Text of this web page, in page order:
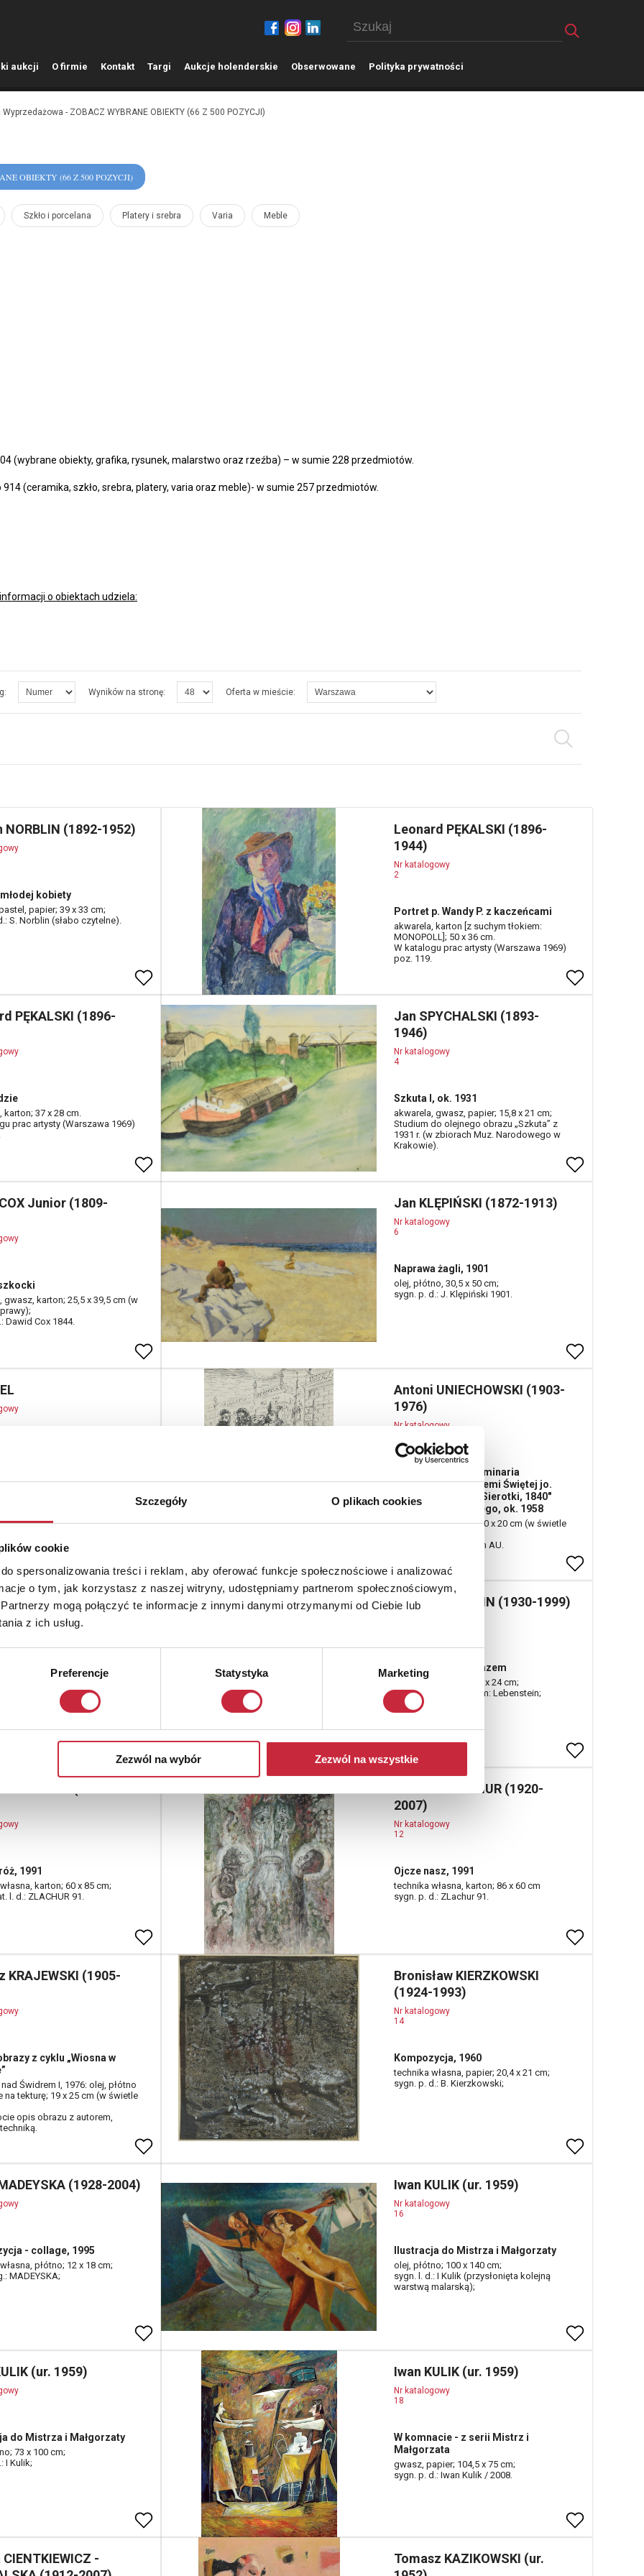
Szczegóły O plikach cookies
cookie
spersonalizowania treści i reklam, aby oferować funkcje społecznościowe i analizować
o tym, jak korzystasz z naszej witryny, udostępniamy partnerom społecznościowym,
mogą połączyć te informacje z innymi danymi otrzymanymi od Ciebie lub
z ich usług.
Preferencje Statystyka Marketing
Zezwól na wybór Zezwól na wszystkie
aukcji O firmie Kontakt Targi Aukcje holenderskie Obserwowane Polityka prywatności
- ZOBACZ WYBRANE OBIEKTY (66 Z 500 POZYCJI)
OBIEKTY (66 Z 500 POZYCJI)
Szkło i porcelana Platery i srebra Varia Meble
(wybrane obiekty, grafika, rysunek, malarstwo oraz rzeźba) – w sumie 228 przedmiotów.
(ceramika, szkło, srebra, platery, varia oraz meble)- w sumie 257 przedmiotów.
o obiektach udziela:
Wyników na stronę: Oferta w mieście:
NORBLIN (1892-1952)
kobiety
papier; 39 x 33 cm;
S. Norblin (słabo czytelne).
Leonard PĘKALSKI (1896-
1944)
Nr katalogowy
2
Portret p. Wandy P. z kaczeńcami
akwarela, karton [z suchym tłokiem:
MONOPOLL]; 50 x 36 cm.
W katalogu prac artysty (Warszawa 1969)
poz. 119.
PĘKALSKI (1896-
karton; 37 x 28 cm.
prac artysty (Warszawa 1969)
Jan SPYCHALSKI (1893-
1946)
Nr katalogowy
4
Szkuta I, ok. 1931
akwarela, gwasz, papier; 15,8 x 21 cm;
Studium do olejnego obrazu „Szkuta” z
1931 r. (w zbiorach Muz. Narodowego w
Krakowie).
Junior (1809-
gwasz, karton; 25,5 x 39,5 cm (w
Dawid Cox 1844.
Jan KLĘPIŃSKI (1872-1913)
Nr katalogowy
6
Naprawa żagli, 1901
olej, płótno, 30,5 x 50 cm;
sygn. p. d.: J. Klępiński 1901.
Antoni UNIECHOWSKI (1903-
1976)
Nr katalogowy
Ilustracja do "Preliminaria
Peregrynacji do Ziemi Świętej jo.
księcia Radziwiłła Sierotki, 1840"
Juliusza Słowackiego, ok. 1958
tusz, piórko, papier; 30 x 20 cm (w świetle
sygn. p. d.: monogram AU.
MAKOWSKI (1869-
34 x 49,5 cm;
A. Makowski.
Jan LEBENSTEIN (1930-1999)
Kompozycja z obrazem
litografia, papier; 33.3 x 24 cm;
sygn. u dołu ołówkiem: Lebenstein;
1991
karton; 60 x 85 cm;
l. d.: ZLACHUR 91.
Zdzisław LACHUR (1920-
2007)
Nr katalogowy
12
Ojcze nasz, 1991
technika własna, karton; 86 x 60 cm
sygn. p. d.: ZLachur 91.
KRAJEWSKI (1905-
z cyklu „Wiosna w
Świdrem I, 1976: olej, płótno
na tekturę; 19 x 25 cm (w świetle
opis obrazu z autorem,
Bronisław KIERZKOWSKI
(1924-1993)
Nr katalogowy
14
Kompozycja, 1960
technika własna, papier; 20,4 x 21 cm;
sygn. p. d.: B. Kierzkowski;
(1928-2004)
- collage, 1995
płótno; 12 x 18 cm;
MADEYSKA;
Iwan KULIK (ur. 1959)
Nr katalogowy
16
Ilustracja do Mistrza i Małgorzaty
olej, płótno; 100 x 140 cm;
sygn. l. d.: I Kulik (przysłonięta kolejną
warstwą malarską);
(ur. 1959)
do Mistrza i Małgorzaty
73 x 100 cm;
I Kulik;
Iwan KULIK (ur. 1959)
Nr katalogowy
18
W komnacie - z serii Mistrz i
Małgorzata
gwasz, papier; 104,5 x 75 cm;
sygn. p. d.: Iwan Kulik / 2008.
-
Tomasz KAZIKOWSKI (ur.